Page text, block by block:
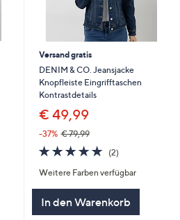
Versand gratis
DENIM & CO. Jeansjacke
Knopfleiste Eingrifftaschen
Kontrastdetails
€ 49,99
-37% € 79,99
5.0
von
5
(2)2
Weitere Farben verfügbar
In den Warenkorb